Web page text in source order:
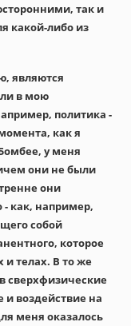
так и
какой-либо из
являются
в мою
политика -
как я
у меня
они не были
они
как, например,
собой
которое
и телах. В то же
сверхфизические
воздействие на
меня оказалось